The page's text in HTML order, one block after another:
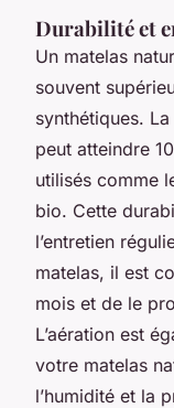
Durabilité et
Un matelas
souvent
synthétiques.
peut atteindre
utilisés comme
bio. Cette
l’entretien
matelas, il est
mois et de le
L’aération est
votre matelas
l’humidité et la